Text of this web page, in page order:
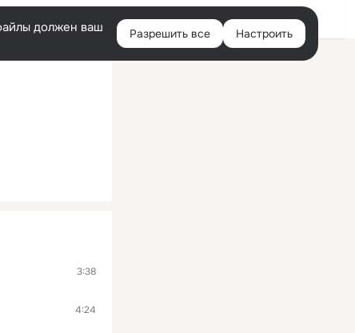
Войти
должен ваш
Разрешить все Настроить
3:38
4:24